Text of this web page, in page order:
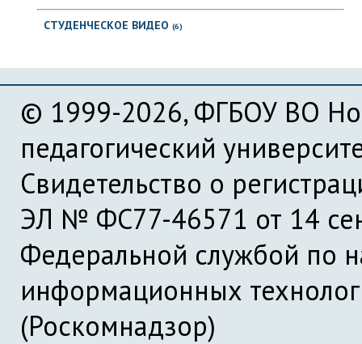
СТУДЕНЧЕСКОЕ ВИДЕО (6)
© 1999-2026, ФГБОУ ВО
педагогический
Свидетельство о
ЭЛ № ФС77-46571 от 14
Федеральной службой по
информационных
(Роскомнадзор)